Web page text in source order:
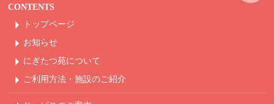
CONTENTS
トップページ
お知らせ
にぎたつ苑について
ご利用方法・ 施設のご紹介